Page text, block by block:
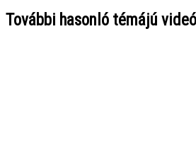
További hasonló témájú